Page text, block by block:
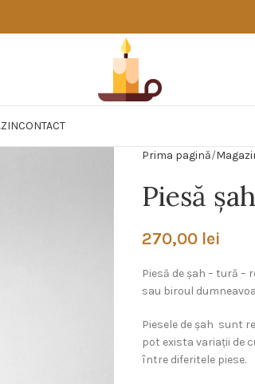
CONTACT
Prima pagină
Piesă
270,00 lei
Piesă de șah – tură
sau biroul
Piesele de şah sunt
pot exista variații de
între diferitele piese.